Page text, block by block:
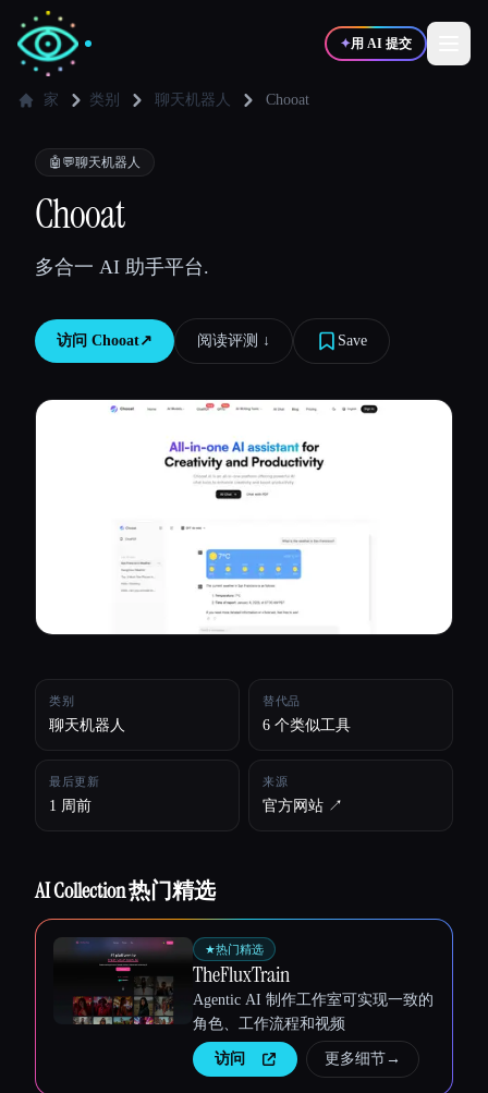
✦用 AI 提交
✍️写作者
💻
家 类别 聊天机器人 Chooat
🤖💬聊天机器人
Chooat
多合一 AI 助手平台.
访问 Chooat↗︎ 阅读评测 ↓︎ Save
类别
聊天机器人
替代品
6 个类似工具
最后更新
1 周前
来源
官方网站 ↗︎
AI Collection 热门精选
★热门精选
TheFluxTrain
Agentic AI 制作工作室可实现一致的
角色、工作流程和视频
访问 更多细节→